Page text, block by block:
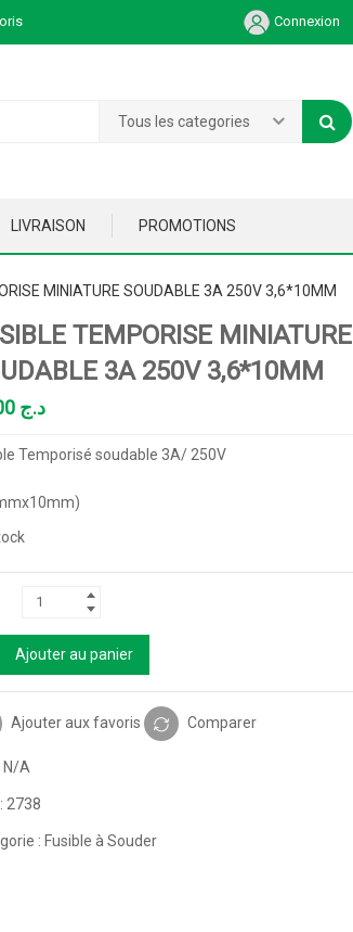
Connexion
Tous les categories
LIVRAISON PROMOTIONS
MINIATURE SOUDABLE 3A 250V 3,6*10MM
TEMPORISE MINIATURE
3A 250V 3,6*10MM
د.ج
Temporisé soudable 3A/ 250V
Ajouter au panier
Ajouter aux favoris Comparer
N/A
2738
: Fusible à Souder